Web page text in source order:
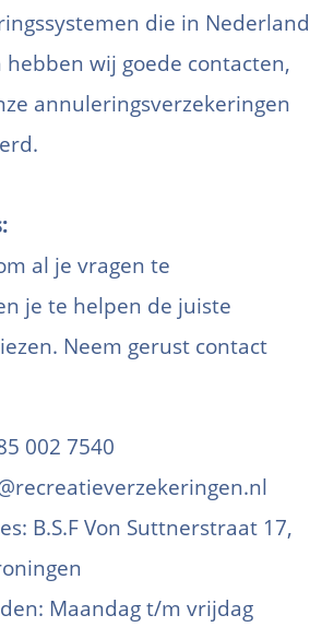
die in Nederland
wij goede contacten,
annuleringsverzekeringen
al je vragen te
je te helpen de juiste
Neem gerust contact
002 7540
B.S.F Von Suttnerstraat 17,
Maandag t/m vrijdag